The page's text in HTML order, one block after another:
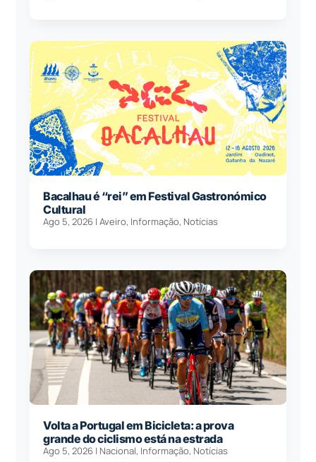
Bacalhau é “rei” em Festival Gastronómico
Cultural
Ago 5, 2026 |Aveiro, Informação, Notícias
Volta a Portugal em Bicicleta: a prova
grande do ciclismo está na estrada
Ago 5, 2026 | Nacional, Informação, Notícias